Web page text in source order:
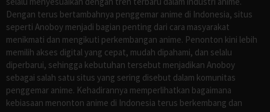
Dengan terus bertambahnya penggemar anime di Indonesia, situs
seperti Anoboy menjadi bagian penting dari cara masyarakat
menikmati dan mengikuti perkembangan anime. Penonton kini lebih
memilih akses digital yang cepat, mudah dipahami, dan selalu
diperbarui, sehingga kebutuhan tersebut menjadikan Anoboy
sebagai salah satu situs yang sering disebut dalam komunitas
penggemar anime. Kehadirannya memperlihatkan bagaimana
kebiasaan menonton anime di Indonesia terus berkembang dan